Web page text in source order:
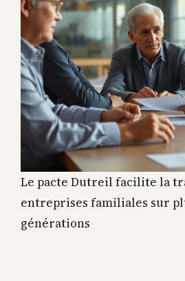
Le pacte Dutreil facilite la
entreprises familiales sur
générations